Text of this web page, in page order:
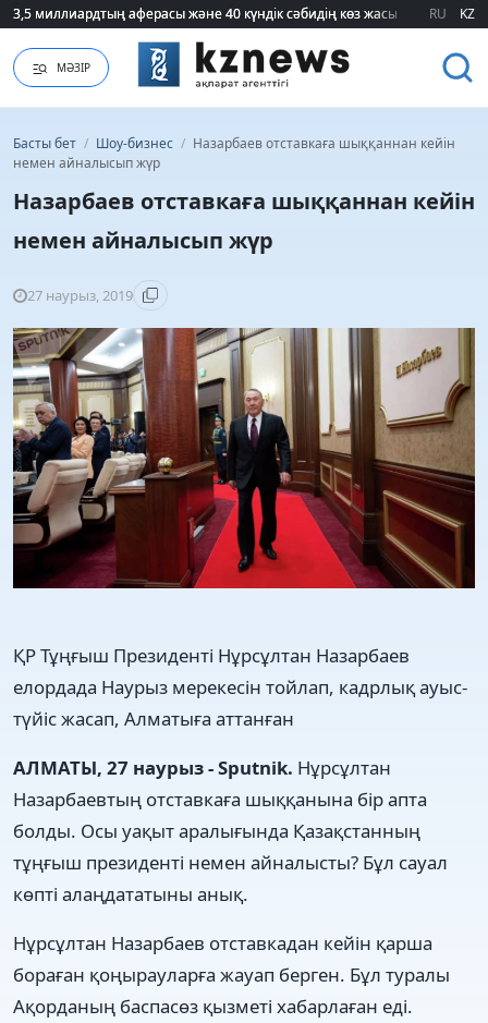
3,5 миллиардтың аферасы және 40 күндік сәбидің көз жасы:
3,5 миллиардтың аферасы және 40 күндік сәбидің көз жасы: RU KZ
МӘЗІР
Басты бет / Шоу-бизнес / Назарбаев отставкаға шыққаннан кейін
немен айналысып жүр
Назарбаев отставкаға шыққаннан кейін
немен айналысып жүр
27 наурыз, 2019
ҚР Тұңғыш Президенті Нұрсұлтан Назарбаев
елордада Наурыз мерекесін тойлап, кадрлық ауыс-
түйіс жасап, Алматыға аттанған
АЛМАТЫ, 27 наурыз - Sputnik. Нұрсұлтан
Назарбаевтың отставкаға шыққанына бір апта
болды. Осы уақыт аралығында Қазақстанның
тұңғыш президенті немен айналысты? Бұл сауал
көпті алаңдататыны анық.
Нұрсұлтан Назарбаев отставкадан кейін қарша
бораған қоңырауларға жауап берген. Бұл туралы
Ақорданың баспасөз қызметі хабарлаған еді.